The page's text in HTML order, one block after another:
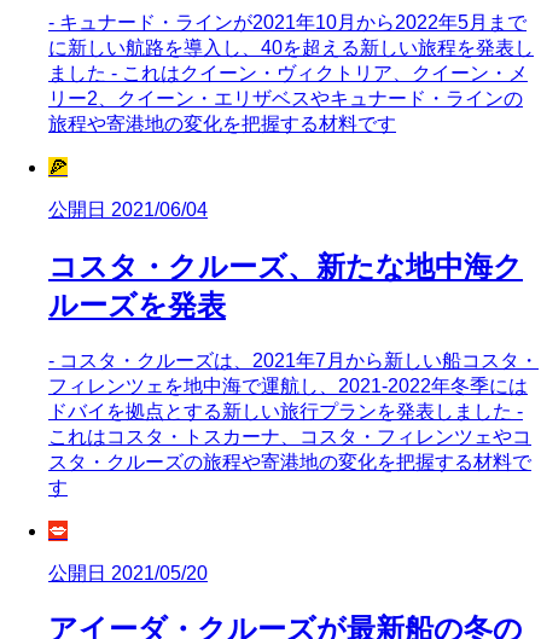
- キュナード・ラインが2021年10月から2022年5月まで
に新しい航路を導入し、40を超える新しい旅程を発表し
ました - これはクイーン・ヴィクトリア、クイーン・メ
リー2、クイーン・エリザベスやキュナード・ラインの
旅程や寄港地の変化を把握する材料です
🍕
公開日 2021/06/04
コスタ・クルーズ、新たな地中海ク
ルーズを発表
- コスタ・クルーズは、2021年7月から新しい船コスタ・
フィレンツェを地中海で運航し、2021-2022年冬季には
ドバイを拠点とする新しい旅行プランを発表しました -
これはコスタ・トスカーナ、コスタ・フィレンツェやコ
スタ・クルーズの旅程や寄港地の変化を把握する材料で
す
💋
公開日 2021/05/20
アイーダ・クルーズが最新船の冬の